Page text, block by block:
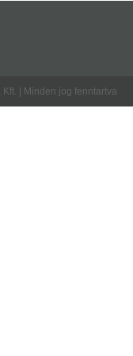
| Minden jog fenntartva